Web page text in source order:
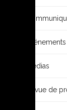
Événements
Médias
Revue de